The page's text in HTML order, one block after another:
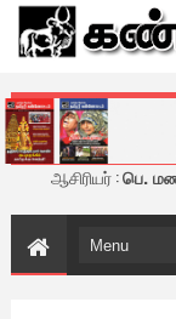
ஆசிரியர் :பெ.